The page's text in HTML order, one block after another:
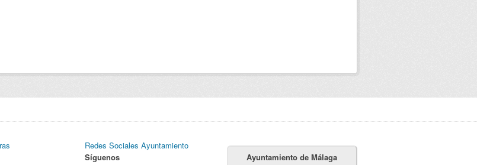
Redes Sociales Ayuntamiento
Síguenos
Ayuntamiento de Málaga